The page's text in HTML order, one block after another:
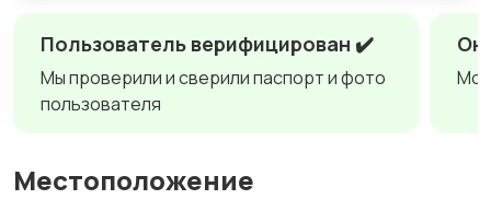
Пользователь верифицирован ✔️
Мы проверили и сверили паспорт и фото
пользователя
Местоположение